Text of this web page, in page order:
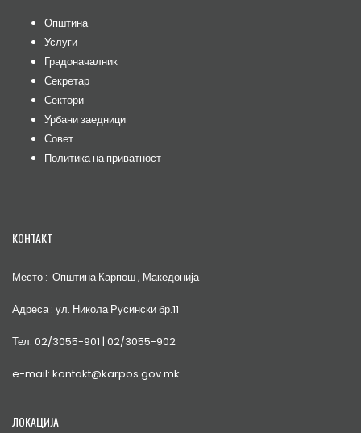
Општина
Услуги
Градоначалник
Секретар
Сектори
Урбани заедници
Совет
Политика на приватност
КОНТАКТ
Место : Општина Карпош , Македонија
Адреса : ул. Никола Русински бр.11
Тел. 02/3055-901 | 02/3055-902
e-mail: kontakt@karpos.gov.mk
ЛОКАЦИЈА